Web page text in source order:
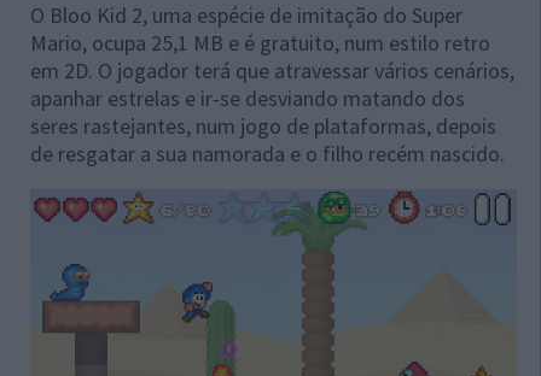
O Bloo Kid 2, uma espécie de imitação do Super
Mario, ocupa 25,1 MB e é gratuito, num estilo retro
em 2D. O jogador terá que atravessar vários cenários,
apanhar estrelas e ir-se desviando matando dos
seres rastejantes, num jogo de plataformas, depois
de resgatar a sua namorada e o filho recém nascido.